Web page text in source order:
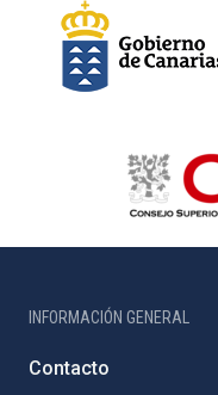
INFORMACIÓN GENERAL
Contacto